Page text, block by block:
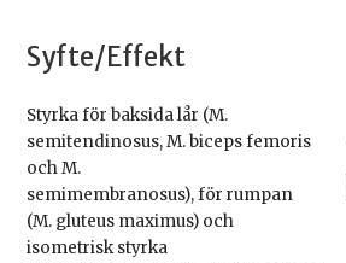
Syfte/Effekt
Styrka för baksida lår (M.
semitendinosus, M. biceps femoris
och M.
semimembranosus), för rumpan
(M. gluteus maximus) och
isometrisk styrka